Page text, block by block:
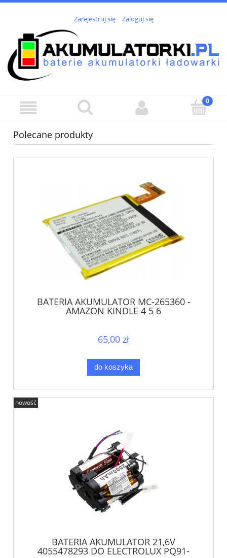
Zarejestruj się Zaloguj się
Polecane produkty
BATERIA AKUMULATOR MC-265360 -
AMAZON KINDLE 4 5 6
65,00 zł
do koszyka
BATERIA AKUMULATOR 21,6V
4055478293 DO ELECTROLUX PQ91-
nowość